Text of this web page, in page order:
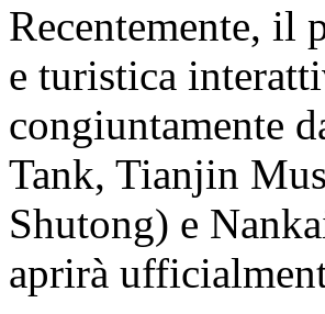
Recentemente, il
e turistica
congiuntamente
Tank, Tianjin
Shutong) e
aprirà